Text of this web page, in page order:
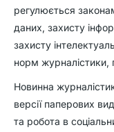
регулюється
даних, захисту
захисту
норм журналістики,
Новинна
версії паперових
та робота в